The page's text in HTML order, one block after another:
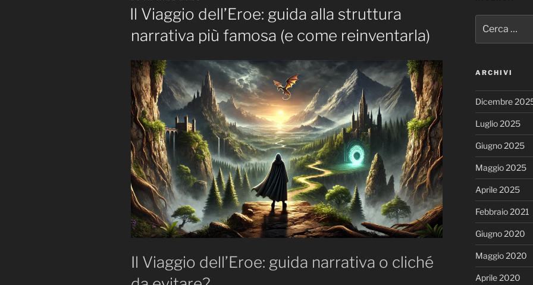
IL
Il Viaggio dell’Eroe: guida alla struttura
narrativa più famosa (e come reinventarla)
Il Viaggio dell’Eroe: guida narrativa o cliché
ARCHIVI
Dicembre
Luglio 2025
Giugno 2025
Maggio 2025
Aprile 2025
Febbraio 2021
Giugno 2020
Maggio 2020
Aprile 2020